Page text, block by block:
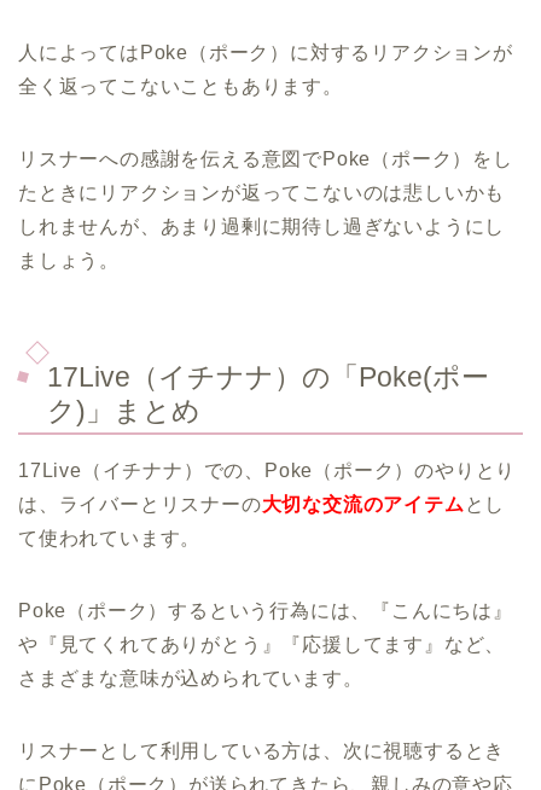
人によってはPoke（ポーク）に対するリアクションが
全く返ってこないこともあります。
リスナーへの感謝を伝える意図でPoke（ポーク）をし
たときにリアクションが返ってこないのは悲しいかも
しれませんが、あまり過剰に期待し過ぎないようにし
ましょう。
17Live（イチナナ）の「Poke(ポー
ク)」まとめ
17Live（イチナナ）での、Poke（ポーク）のやりとり
は、ライバーとリスナーの大切な交流のアイテム とし
て使われています。
Poke（ポーク）するという行為には、『こんにちは』
や『見てくれてありがとう』『応援してます』など、
さまざまな意味が込められています。
リスナーとして利用している方は、次に視聴するとき
にPoke（ポーク）が送られてきたら、親しみの意や応